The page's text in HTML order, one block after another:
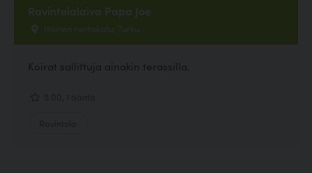
Ravintolalaiva Papa Joe
Itäinen rantakatu, Turku
Koirat sallittuja ainakin terassilla.